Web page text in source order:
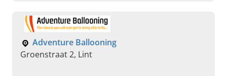
Adventure Ballooning
Groenstraat 2, Lint